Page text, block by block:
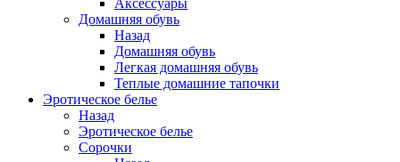
Аксессуары
Домашняя обувь
Назад
Домашняя обувь
Легкая домашняя обувь
Теплые домашние тапочки
Эротическое белье
Назад
Эротическое белье
Сорочки